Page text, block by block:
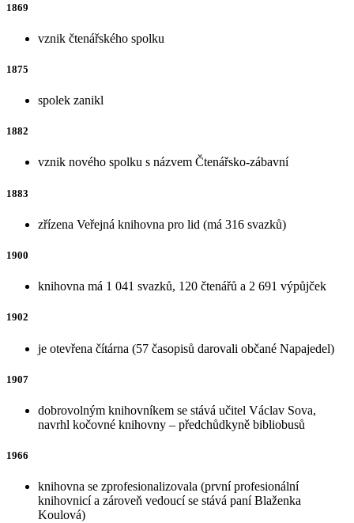
1869
vznik čtenářského spolku
1875
spolek zanikl
1882
vznik nového spolku s názvem Čtenářsko-zábavní
1883
zřízena Veřejná knihovna pro lid (má 316 svazků)
1900
knihovna má 1 041 svazků, 120 čtenářů a 2 691 výpůjček
1902
je otevřena čítárna (57 časopisů darovali občané Napajedel)
1907
dobrovolným knihovníkem se stává učitel Václav Sova,
navrhl kočovné knihovny – předchůdkyně bibliobusů
1966
knihovna se zprofesionalizovala (první profesionální
knihovnicí a zároveň vedoucí se stává paní Blaženka
Koulová)